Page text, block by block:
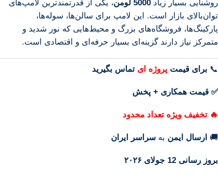
روشنایی بسیار زیاد 5000 لومن
، یکی از قدرتمندترین لامپ‌های
توان‌بالای بازار است. این لامپ برای سالن‌ها، سوله‌ها،
پارکینگ‌ها، فروشگاه‌های بزرگ و محیط‌هایی که نور شدید و
متمرکز نیاز دارند گزینه‌ای بسیار حرفه‌ای و اقتصادی است.
📞 برای قیمت پروژه ای تماس بگیرید
✅ قیمت همکاری + پخش
🔥 تخفیف ویژه تعداد محدود
🚚 ارسال ایمن به سراسر ایران
بروز رسانی 12 جولای ۲۰۲۶